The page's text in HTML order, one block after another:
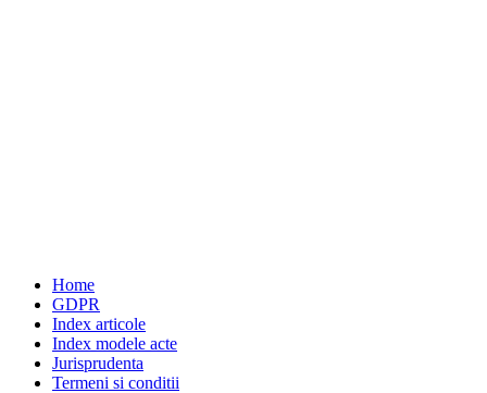
Home
GDPR
Index articole
Index modele acte
Jurisprudenta
Termeni si conditii